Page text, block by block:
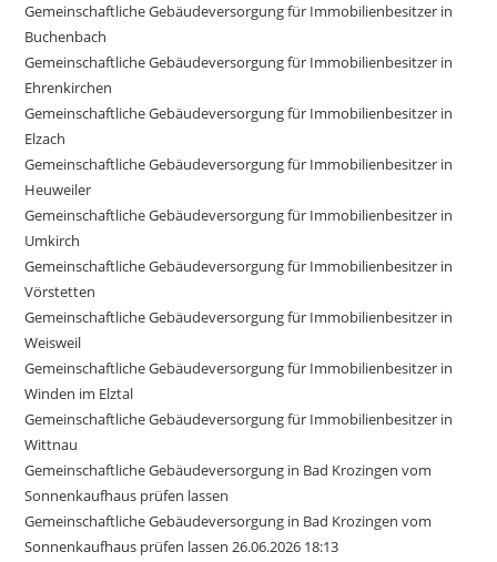
Gemeinschaftliche Gebäudeversorgung für Immobilienbesitzer in
Buchenbach
Gemeinschaftliche Gebäudeversorgung für Immobilienbesitzer in
Ehrenkirchen
Gemeinschaftliche Gebäudeversorgung für Immobilienbesitzer in
Elzach
Gemeinschaftliche Gebäudeversorgung für Immobilienbesitzer in
Heuweiler
Gemeinschaftliche Gebäudeversorgung für Immobilienbesitzer in
Umkirch
Gemeinschaftliche Gebäudeversorgung für Immobilienbesitzer in
Vörstetten
Gemeinschaftliche Gebäudeversorgung für Immobilienbesitzer in
Weisweil
Gemeinschaftliche Gebäudeversorgung für Immobilienbesitzer in
Winden im Elztal
Gemeinschaftliche Gebäudeversorgung für Immobilienbesitzer in
Wittnau
Gemeinschaftliche Gebäudeversorgung in Bad Krozingen vom
Sonnenkaufhaus prüfen lassen
Gemeinschaftliche Gebäudeversorgung in Bad Krozingen vom
Sonnenkaufhaus prüfen lassen 26.06.2026 18:13